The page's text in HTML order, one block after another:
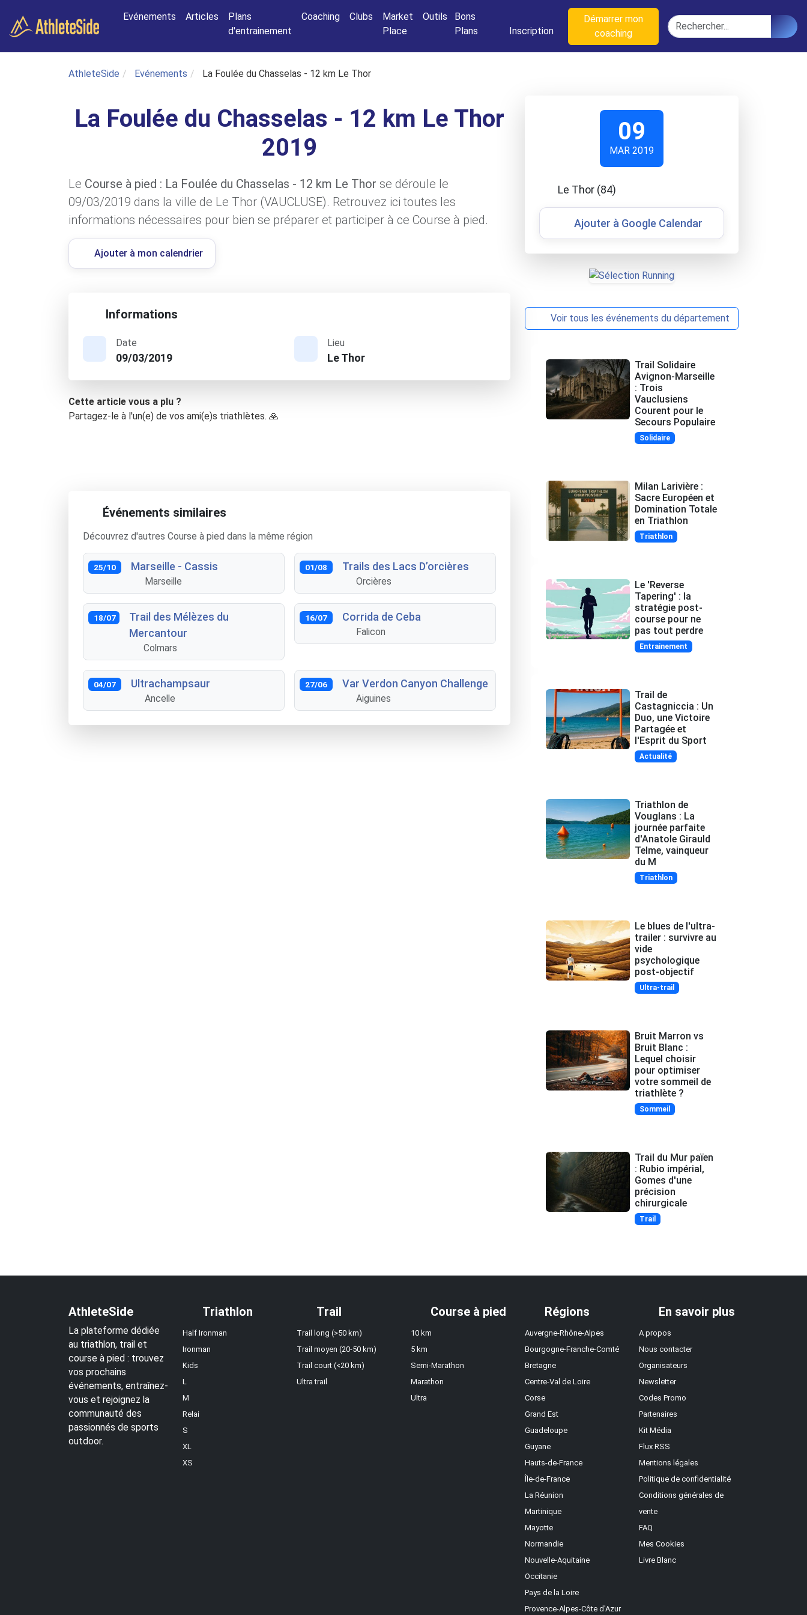
Evénements
Articles
Plans
d'entrainement
Coaching Clubs
Market
Place
Outils
Bons
Plans
Inscription
Démarrer mon
coaching
Rechercher
AthleteSide Evénements La Foulée du Chasselas - 12 km Le Thor
La Foulée du Chasselas - 12 km Le Thor
2019
Le Course à pied : La Foulée du Chasselas - 12 km Le Thor se déroule le
09/03/2019 dans la ville de Le Thor (VAUCLUSE). Retrouvez ici toutes les
informations nécessaires pour bien se préparer et participer à ce Course à pied.
Ajouter à mon calendrier
Informations
Date
09/03/2019
Lieu
Le Thor
Cette article vous a plu ?
Partagez-le à l'un(e) de vos ami(e)s triathlètes. 🙏
Événements similaires
Découvrez d'autres Course à pied dans la même région
25/10 Marseille - Cassis
Marseille
01/08 Trails des Lacs D’orcières
Orcières
18/07
Trail des Mélèzes du
Mercantour
Colmars
16/07 Corrida de Ceba
Falicon
04/07 Ultrachampsaur
Ancelle
27/06 Var Verdon Canyon Challenge
Aiguines
09
MAR 2019
Le Thor (84)
Ajouter à Google Calendar
Voir tous les événements du département
Trail Solidaire
Avignon-Marseille
: Trois
Vauclusiens
Courent pour le
Secours Populaire
Solidaire
Milan Larivière :
Sacre Européen et
Domination Totale
en Triathlon
Triathlon
Le 'Reverse
Tapering' : la
stratégie post-
course pour ne
pas tout perdre
Entrainement
Trail de
Castagniccia : Un
Duo, une Victoire
Partagée et
l'Esprit du Sport
Actualité
Triathlon de
Vouglans : La
journée parfaite
d'Anatole Girauld
Telme, vainqueur
du M
Triathlon
Le blues de l'ultra-
trailer : survivre au
vide
psychologique
post-objectif
Ultra-trail
Bruit Marron vs
Bruit Blanc :
Lequel choisir
pour optimiser
votre sommeil de
triathlète ?
Sommeil
Trail du Mur païen
: Rubio impérial,
Gomes d'une
précision
chirurgicale
Trail
AthleteSide
La plateforme dédiée
au triathlon, trail et
course à pied : trouvez
vos prochains
événements, entraînez-
vous et rejoignez la
communauté des
passionnés de sports
outdoor.
Triathlon
Half Ironman
Ironman
Kids
L
M
Relai
S
XL
XS
Trail
Trail long (>50 km)
Trail moyen (20-50 km)
Trail court (<20 km)
Ultra trail
Course à pied
10 km
5 km
Semi-Marathon
Marathon
Ultra
Régions
Auvergne-Rhône-Alpes
Bourgogne-Franche-Comté
Bretagne
Centre-Val de Loire
Corse
Grand Est
Guadeloupe
Guyane
Hauts-de-France
Île-de-France
La Réunion
Martinique
Mayotte
Normandie
Nouvelle-Aquitaine
Occitanie
Pays de la Loire
Provence-Alpes-Côte d'Azur
En savoir plus
A propos
Nous contacter
Organisateurs
Newsletter
Codes Promo
Partenaires
Kit Média
Flux RSS
Mentions légales
Politique de confidentialité
Conditions générales de
vente
FAQ
Mes Cookies
Livre Blanc